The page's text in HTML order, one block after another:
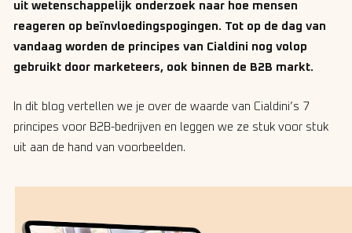
uit wetenschappelijk onderzoek naar hoe mensen
reageren op beïnvloedingspogingen. Tot op de dag van
vandaag worden de principes van Cialdini nog volop
gebruikt door marketeers, ook binnen de B2B markt.
In dit blog vertellen we je over de waarde van Cialdini’s 7
principes voor B2B-bedrijven en leggen we ze stuk voor stuk
uit aan de hand van voorbeelden.